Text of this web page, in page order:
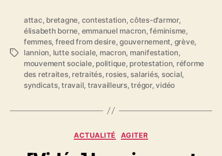
É
attac, bretagne, contestation,côtes-d'armor,
élisabeth borne, emmanuel macron,féminisme,
femmes, freed from desire,gouvernement, grève,
lannion, lutte sociale, macron, manifestation,
mouvement sociale, politique, protestation, réforme
des retraites, retraités, rosies, salariés, social,
syndicats,travail, travailleurs,trégor,vidéo
C
ACTUALITÉ AGITER